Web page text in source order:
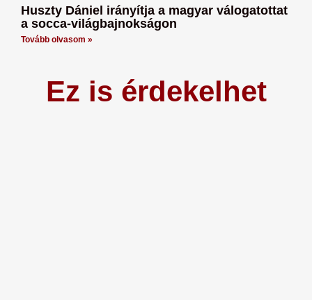
Huszty Dániel irányítja a magyar válogatottat
a socca-világbajnokságon
Tovább olvasom »
Ez is érdekelhet